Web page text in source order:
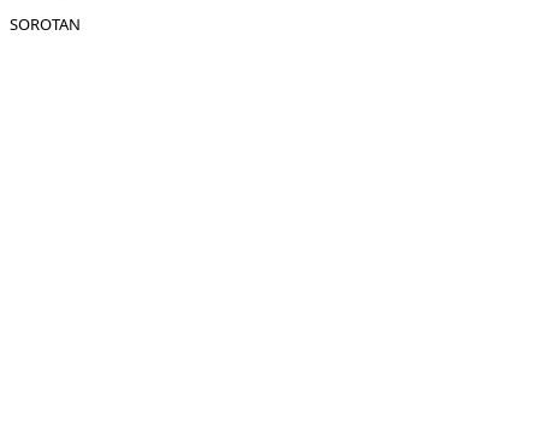
SOROTAN